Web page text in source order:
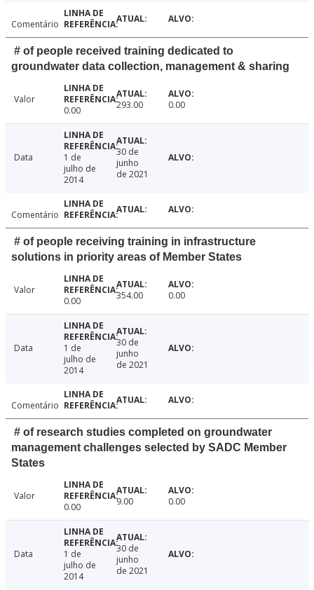
Comentário
# of people received training dedicated to
groundwater data collection, management & sharing
Valor
0.00
293.00 0.00
Data
1 de
julho de
2014
30 de
junho
de 2021
Comentário
# of people receiving training in infrastructure
solutions in priority areas of Member States
Valor
0.00
354.00 0.00
Data
1 de
julho de
2014
30 de
junho
de 2021
Comentário
# of research studies completed on groundwater
management challenges selected by SADC Member
States
Valor
0.00
9.00 0.00
Data
1 de
julho de
2014
30 de
junho
de 2021